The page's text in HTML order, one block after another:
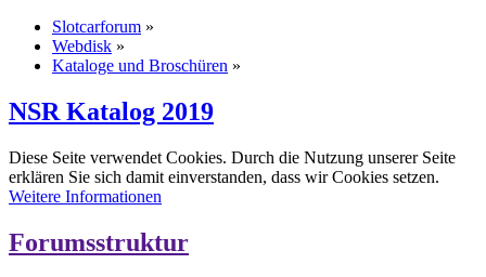
Slotcarforum »
Webdisk »
Kataloge und Broschüren »
NSR Katalog 2019
Diese Seite verwendet Cookies. Durch die Nutzung unserer Seite
erklären Sie sich damit einverstanden, dass wir Cookies setzen.
Weitere Informationen
Forumsstruktur